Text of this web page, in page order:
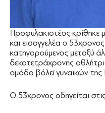
Προφυλακιστέος κρίθηκε
και εισαγγελέα ο
κατηγορούμενος μεταξύ
δεκατετράχρονης
ομάδα βόλεϊ γυναικών της
Ο 53χρονος οδηγείται